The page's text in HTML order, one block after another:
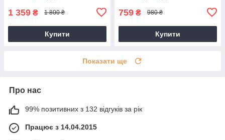
1 359 ₴ 1 800 ₴
Купити
759 ₴ 980 ₴
Купити
Показати ще
Про нас
99% позитивних з 132 відгуків за рік
Працює з 14.04.2015